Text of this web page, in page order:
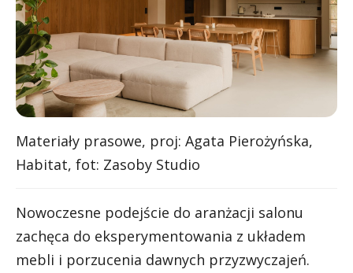
Materiały prasowe, proj: Agata Pierożyńska,
Habitat, fot: Zasoby Studio
Nowoczesne podejście do aranżacji salonu
zachęca do eksperymentowania z układem
mebli i porzucenia dawnych przyzwyczajeń.